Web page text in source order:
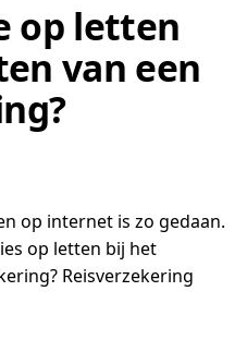
op letten
van een
op internet is zo gedaan.
op letten bij het
Reisverzekering